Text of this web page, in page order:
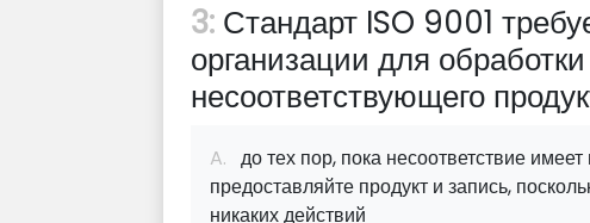
3: Стандарт ISO 9001
организации для обработки
несоответствующего
A. до тех пор, пока несоответствие имеет
предоставляйте продукт и запись,
никаких действий